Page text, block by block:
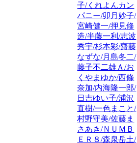
子/くれよんカン
パニー/卯月妙子/
宮崎健一/押見修
造/半藤一利/志波
秀宇/杉本彩/齋藤
なずな/月島冬二/
藤子不二雄Ａ/お
くやまゆか/西條
奈加/内海隆一郎/
日吉ゆい子/浦沢
直樹/一色まこと/
村野守美/佐藤ま
さあき/ＮＵＭＢ
ＥＲ８/森泉岳土/